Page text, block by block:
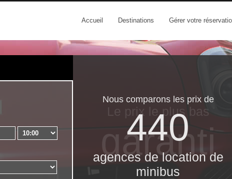
Accueil Destinations Gérer votre
Nous comparons les prix de
440
agences de location de
minibus
Le prix le​ plus bas
garanti